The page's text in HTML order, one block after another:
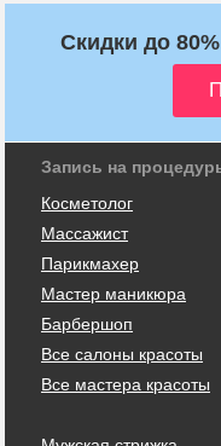
Скидки до
Запись на
Косметолог
Массажист
Парикмахер
Мастер маникюра
Барбершоп
Все салоны красоты
Все мастера красоты